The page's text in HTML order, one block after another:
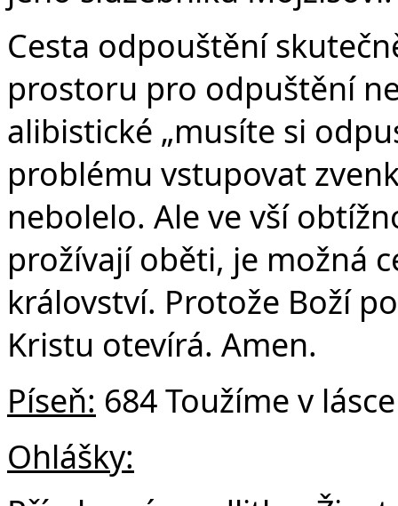
Cesta odpouštění
prostoru pro odpuštění
alibistické „musíte si
problému vstupovat
nebolelo. Ale ve vší
prožívají oběti, je možná
království. Protože Boží
Kristu otevírá. Amen.
Píseň: 684 Toužíme v
Ohlášky: